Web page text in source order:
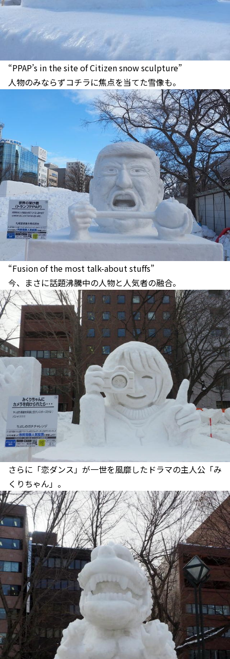
“PPAP’s in the site of Citizen snow sculpture”
人物のみならずコチラに焦点を当てた雪像も。
“Fusion of the most talk-about stuffs”
今、まさに話題沸騰中の人物と人気者の融合。
さらに「恋ダンス」が一世を風靡したドラマの主人公「み
くりちゃん」。